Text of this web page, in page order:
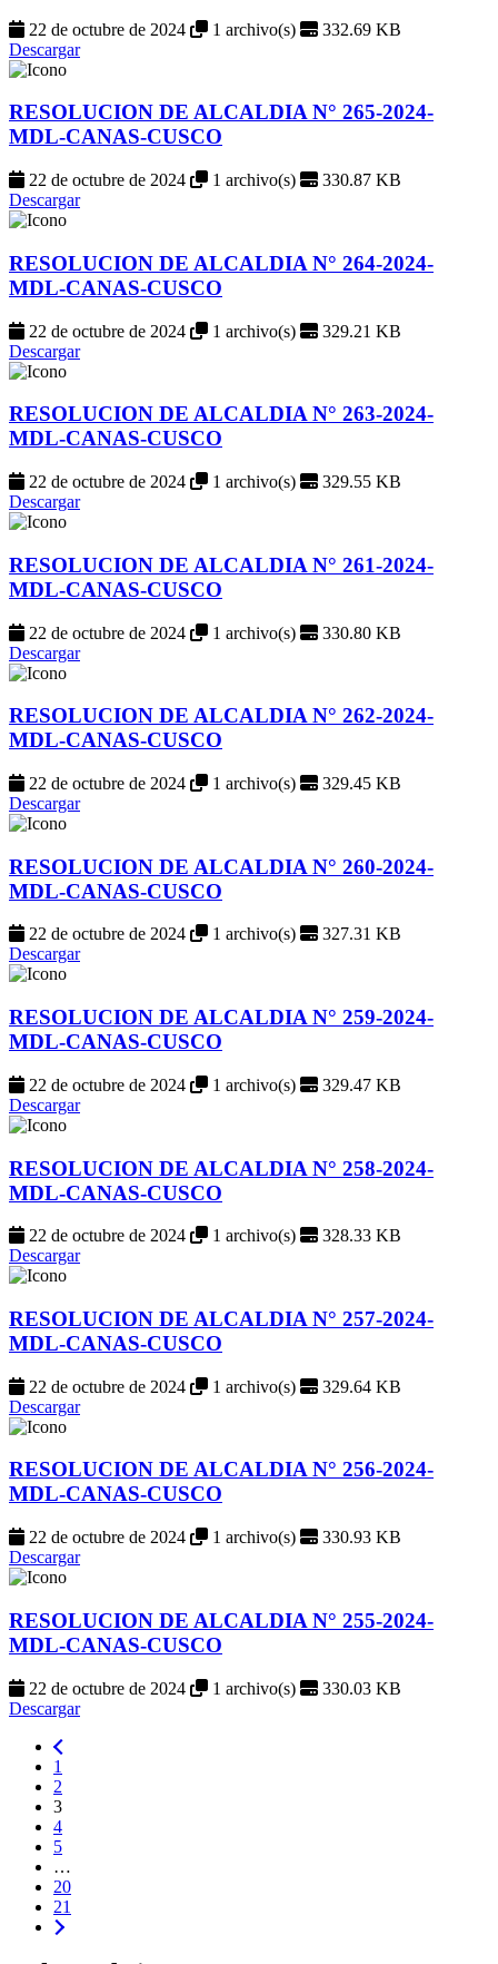
22 de octubre de 2024 1 archivo(s)
332.69 KB
Descargar
RESOLUCION DE ALCALDIA N° 265-2024-
MDL-CANAS-CUSCO
22 de octubre de 2024 1 archivo(s)
330.87 KB
Descargar
RESOLUCION DE ALCALDIA N° 264-2024-
MDL-CANAS-CUSCO
22 de octubre de 2024 1 archivo(s)
329.21 KB
Descargar
RESOLUCION DE ALCALDIA N° 263-2024-
MDL-CANAS-CUSCO
22 de octubre de 2024 1 archivo(s)
329.55 KB
Descargar
RESOLUCION DE ALCALDIA N° 261-2024-
MDL-CANAS-CUSCO
22 de octubre de 2024 1 archivo(s)
330.80 KB
Descargar
RESOLUCION DE ALCALDIA N° 262-2024-
MDL-CANAS-CUSCO
22 de octubre de 2024 1 archivo(s)
329.45 KB
Descargar
RESOLUCION DE ALCALDIA N° 260-2024-
MDL-CANAS-CUSCO
22 de octubre de 2024 1 archivo(s)
327.31 KB
Descargar
RESOLUCION DE ALCALDIA N° 259-2024-
MDL-CANAS-CUSCO
22 de octubre de 2024 1 archivo(s)
329.47 KB
Descargar
RESOLUCION DE ALCALDIA N° 258-2024-
MDL-CANAS-CUSCO
22 de octubre de 2024 1 archivo(s)
328.33 KB
Descargar
RESOLUCION DE ALCALDIA N° 257-2024-
MDL-CANAS-CUSCO
22 de octubre de 2024 1 archivo(s)
329.64 KB
Descargar
RESOLUCION DE ALCALDIA N° 256-2024-
MDL-CANAS-CUSCO
22 de octubre de 2024 1 archivo(s)
330.93 KB
Descargar
RESOLUCION DE ALCALDIA N° 255-2024-
MDL-CANAS-CUSCO
22 de octubre de 2024 1 archivo(s)
330.03 KB
Descargar
1
2
3
4
5
…
20
21